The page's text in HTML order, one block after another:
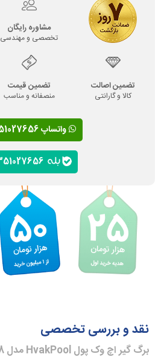
مشاوره رایگان
تخصصی و مهندسی
تضمین اصالت
کالا و گارانتی
تضمین قیمت
منصفانه و مناسب
واتساپ 09351027656
نقد و بررسی تخصصی
برگ گیر اچ وک پول HvakPool مدل LS08